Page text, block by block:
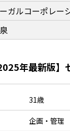
ガルコーポレー
2025年最新版
31歳
企画・管理